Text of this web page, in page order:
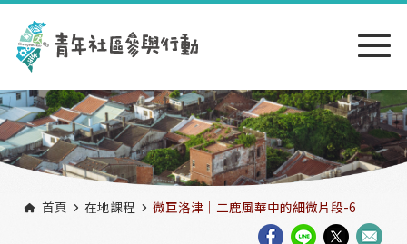
跳到主要內容區塊
首頁 在地課程 微巨洛津｜二鹿風華中的細微片段-6